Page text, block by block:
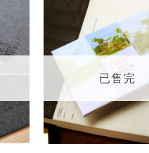
加入
「願
望輕
已售完